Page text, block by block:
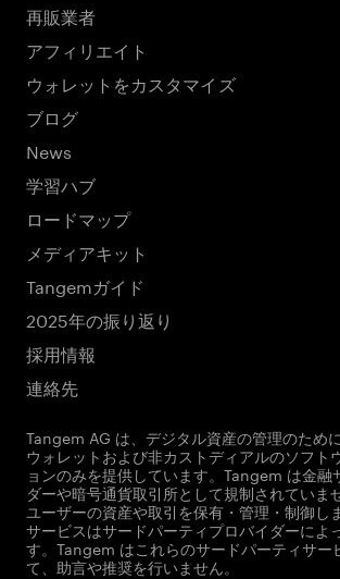
再販業者
アフィリエイト
ウォレットをカスタマイズ
ブログ
News
学習ハブ
ロードマップ
メディアキット
Tangemガイド
2025年の振り返り
採用情報
連絡先
Tangem AG は、デジタル資産の管理のため
ウォレットおよび非カストディアルのソフト
ョンのみを提供しています。Tangem は金融
ダーや暗号通貨取引所として規制されていま
ユーザーの資産や取引を保有・管理・制御し
サービスはサードパーティプロバイダーによ
す。Tangem はこれらのサードパーティサー
て、助言や推奨を行いません。